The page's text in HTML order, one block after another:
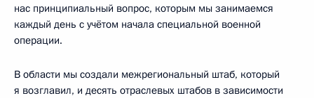
нас принципиальный вопрос, которым мы занимаемся
каждый день с учётом начала специальной военной
операции.
В области мы создали межрегиональный штаб, который
я возглавил, и десять отраслевых штабов в зависимости